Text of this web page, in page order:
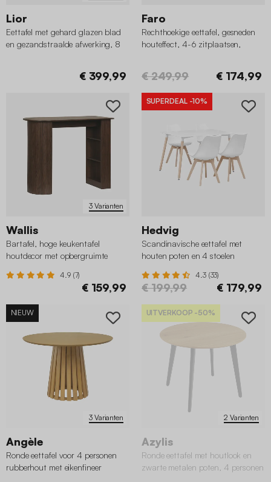
Lior
Eettafel met gehard glazen blad
en gezandstraalde afwerking, 8
€ 399,99
Faro
Rechthoekige eettafel, gesneden
houteffect, 4-6 zitplaatsen,
€ 249,99 € 174,99
3 Varianten
Wallis
Bartafel, hoge keukentafel
houtdecor met opbergruimte
4.9 (7)
€ 159,99
SUPERDEAL -10%
Hedvig
Scandinavische eettafel met
houten poten en 4 stoelen
4.3 (33)
€ 199,99 € 179,99
3 Varianten
NIEUW
Angèle
Ronde eettafel voor 4 personen
rubberhout met eikenfineer
2 Varianten
UITVERKOOP -50%
Azylis
Ronde eettafel met houtlook en
zwarte metalen poten, 4 personen